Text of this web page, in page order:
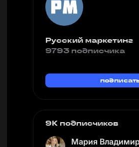
Русский маркетинг
9793 подписчика
9K подписчиков
Мария